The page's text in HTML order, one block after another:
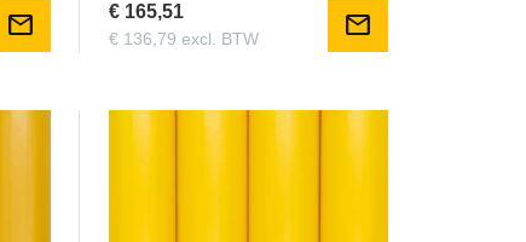
mail € 165,51
€ 136,79 excl. BTW mail